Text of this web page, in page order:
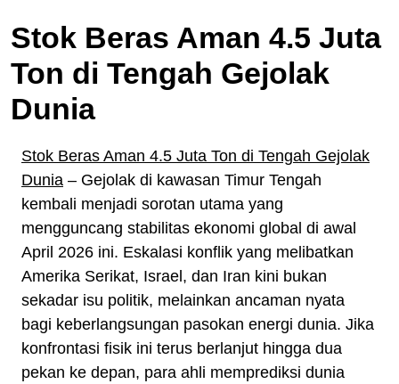
Stok Beras Aman 4.5 Juta
Ton di Tengah Gejolak
Dunia
Stok Beras Aman 4.5 Juta Ton di Tengah Gejolak
Dunia – Gejolak di kawasan Timur Tengah
kembali menjadi sorotan utama yang
mengguncang stabilitas ekonomi global di awal
April 2026 ini. Eskalasi konflik yang melibatkan
Amerika Serikat, Israel, dan Iran kini bukan
sekadar isu politik, melainkan ancaman nyata
bagi keberlangsungan pasokan energi dunia. Jika
konfrontasi fisik ini terus berlanjut hingga dua
pekan ke depan, para ahli memprediksi dunia